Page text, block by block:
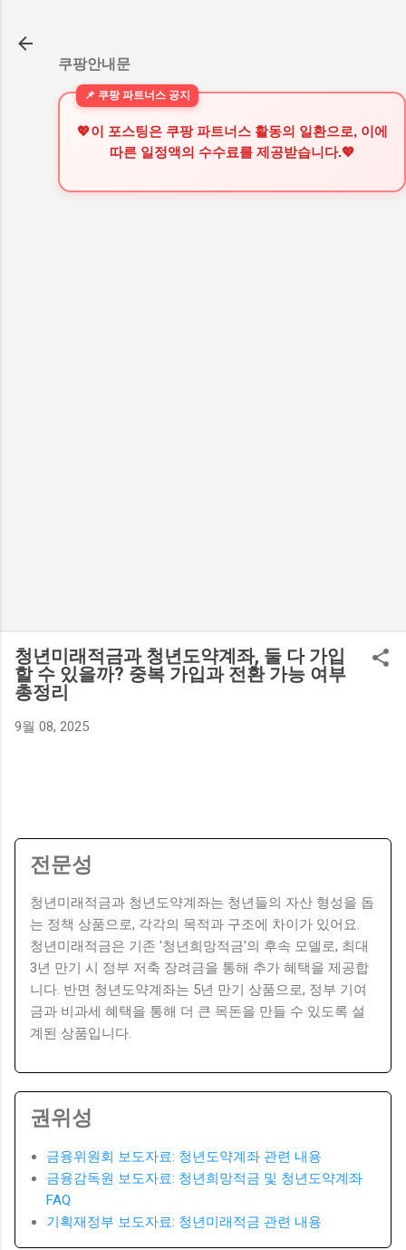
쿠팡안내문
💖이 포스팅은 쿠팡 파트너스 활동의 일환으로, 이에
따른 일정액의 수수료를 제공받습니다.💖
청년미래적금과 청년도약계좌, 둘 다 가입
할 수 있을까? 중복 가입과 전환 가능 여부
총정리
9월 08, 2025
전문성
청년미래적금과 청년도약계좌는 청년들의 자산 형성을 돕
는 정책 상품으로, 각각의 목적과 구조에 차이가 있어요.
청년미래적금은 기존 '청년희망적금'의 후속 모델로, 최대
3년 만기 시 정부 저축 장려금을 통해 추가 혜택을 제공합
니다. 반면 청년도약계좌는 5년 만기 상품으로, 정부 기여
금과 비과세 혜택을 통해 더 큰 목돈을 만들 수 있도록 설
계된 상품입니다.
권위성
금융위원회 보도자료: 청년도약계좌 관련 내용
금융감독원 보도자료: 청년희망적금 및 청년도약계좌
FAQ
기획재정부 보도자료: 청년미래적금 관련 내용